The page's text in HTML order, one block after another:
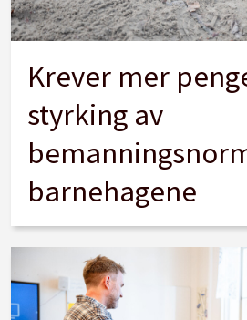
Krever mer
styrking av
barnehagene